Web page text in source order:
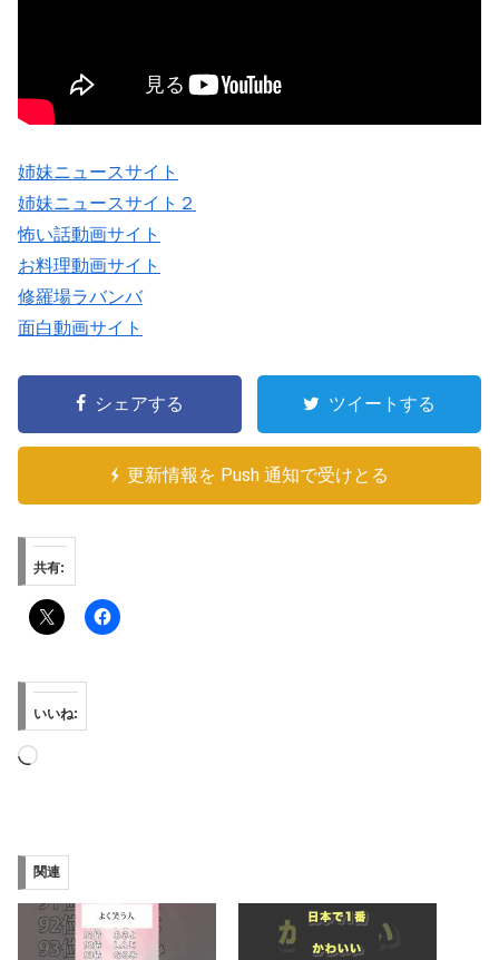
姉妹ニュースサイト
姉妹ニュースサイト２
怖い話動画サイト
お料理動画サイト
修羅場ラバンバ
面白動画サイト
シェアする ツイートする
更新情報を Push 通知で受けとる
共有:
いいね:
読
み
中…
関連